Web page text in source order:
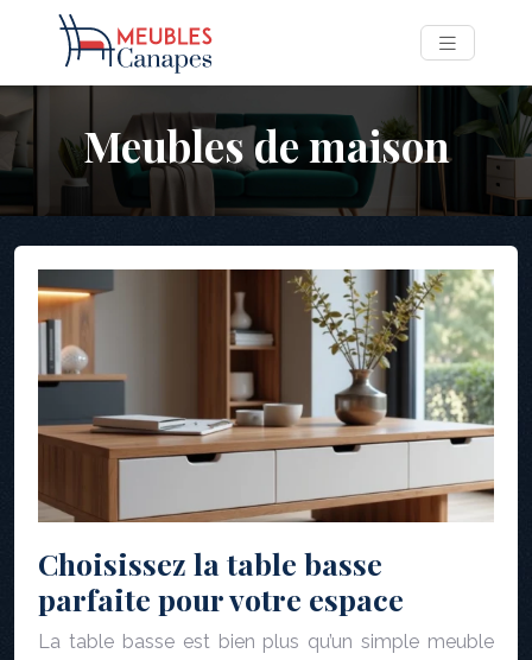
Meubles de maison
Choisissez la table basse
parfaite pour votre espace
La table basse est bien plus qu’un simple meuble